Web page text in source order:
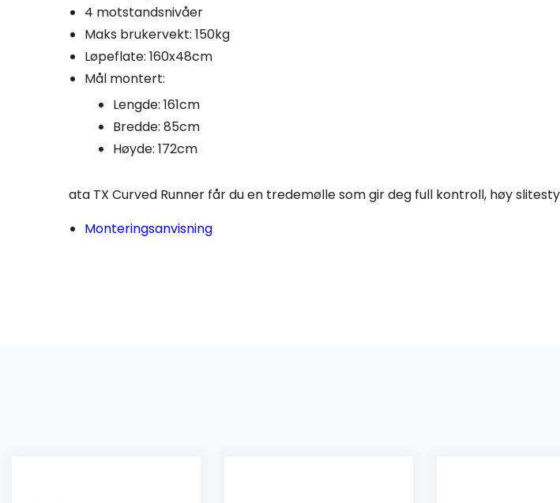
4 motstandsnivåer
Maks brukervekt: 150kg
Løpeflate: 160x48cm
Mål montert:
Lengde: 161cm
Bredde: 85cm
Høyde: 172cm
ata TX Curved Runner får du en tredemølle som gir deg full kontroll, høy
Monteringsanvisning